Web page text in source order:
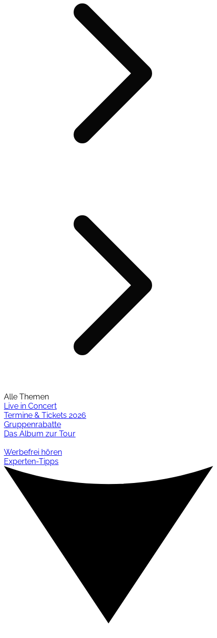
Alle Themen
Live in Concert
Termine & Tickets 2026
Gruppenrabatte
Das Album zur Tour
Werbefrei hören
Experten-Tipps